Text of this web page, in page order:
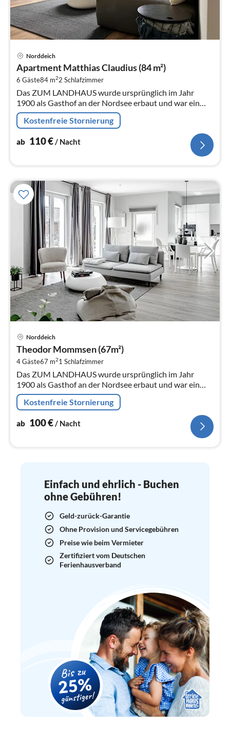
Norddeich
Apartment Matthias Claudius (84 m²)
6 Gäste84 m22 Schlafzimmer
Das ZUM LANDHAUS wurde ursprünglich im Jahr
1900 als Gasthof an der Nordsee erbaut und war ein
gastronomischer Betrieb mit einer langen Geschichte.
Kostenfreie Stornierung
ab 110€/ Nacht
Norddeich
Theodor Mommsen (67m²)
4 Gäste67 m21 Schlafzimmer
Das ZUM LANDHAUS wurde ursprünglich im Jahr
1900 als Gasthof an der Nordsee erbaut und war ein
gastronomischer Betrieb mit einer langen Geschichte.
Kostenfreie Stornierung
ab 100€/ Nacht
Einfach und ehrlich - Buchen
ohne Gebühren!
Geld-zurück-Garantie
Ohne Provision und Servicegebühren
Preise wie beim Vermieter
Zertifiziert vom Deutschen
Ferienhausverband